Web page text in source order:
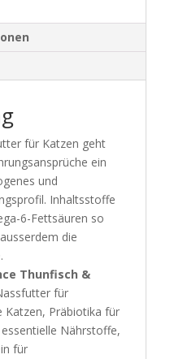
:
für Katzen geht
ein
und
Inhaltsstoffe
6-Fettsäuren so
die
Thunfisch &
für
Katzen, Präbiotika für
Nährstoffe,
für